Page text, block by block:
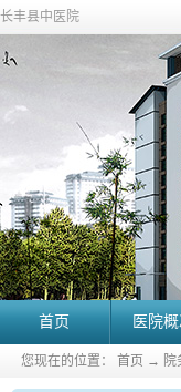
长丰县中医院
首页 医院
您现在的位置： 首页 → 院